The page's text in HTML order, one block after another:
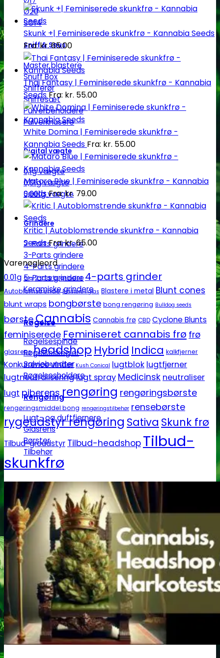
Ø20
SG14
Sniff & Snus
Master blastere
Snuff Box
Snifferør
Sniffesæt
Pulverbeholdere
Pulverknusere
Digital vægte
0,1g vægte
0,01g vægte
0,001g vægte
Grindere
2-Parts grindere
3-Parts grindere
4-Parts grindere
5-Parts grindere
Keramiske grindere
Røgelse
Røgelsespinde
Røgelseskegler
Salviebundter
Røgelsesholdere
Rengøring
Lugt- og duftfjernere
Glasrens
Børster
Tilbehør
Skunk +| Feminiserede skunkfrø - Kannabia Seeds
Fra:kr.65.00
Thai Fantasy | Feminiserede skunkfrø - Kannabia
SeedsFra: kr. 55.00
White Domina | Feminiserede skunkfrø -
Kannabia Seeds Fra: kr. 55.00
Mataro Blue | Feminiserede skunkfrø - Kannabia
SeedsFra:kr. 79.00
Kritic | Autoblomstrende skunkfrø - Kannabia
SeedsFra:kr.65.00
Varenøgleord
0.01g 0.1g 2-parts grinder 4-parts grinder
Autoblomstrende Blastere i glas Blastere i metal Blunt cones
blunt wraps bongbørste bong rengøring Bulldog seeds
børsteCannabis Cannabis frø CBD Cyclone Blunts
feminiserede Feminiseret cannabis frø frø
glasrens headshop Hybrid Indica kalkfjerner
Konkurrence vinder Kush Conical lugtblok lugtfjerner
lugtneutraliseringlugt spray Medicinsk neutraliser
lugt piberensrengøring rengøringsbørste
rengøringsmiddel bong rengøringstilbehør rensebørste
rygeudstyr rengøring Sativa Skunk frø
Tilbud-groudstyr Tilbud-headshop Tilbud-
skunkfrø